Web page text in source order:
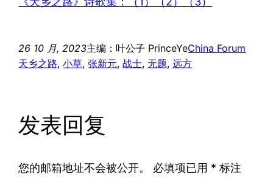
26 10 月, 2023主编：叶公子 PrinceYeChina Forum
天乡之路, 小草, 张新元, 战士, 无题, 远方
发表回复
您的邮箱地址不会被公开。 必填项已用 * 标注